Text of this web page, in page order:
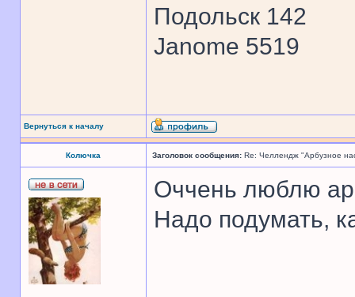
Подольск 142
Janome 5519
Вернуться к началу
Колючка Заголовок сообщения: Re: Челлендж "Арбузное
Оччень люблю
Надо подумать,